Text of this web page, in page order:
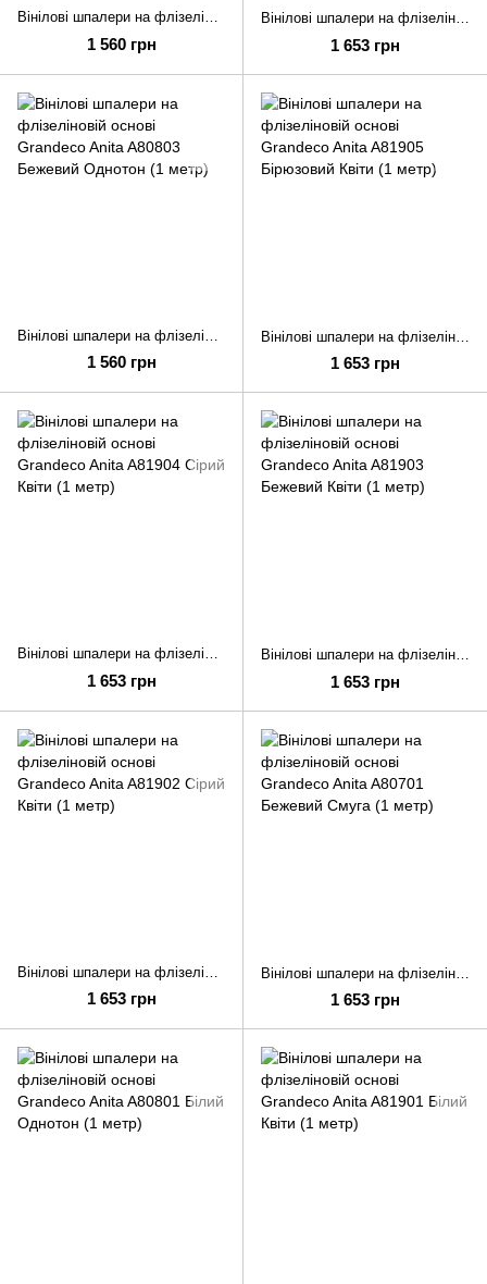
Вінілові шпалери на флізеліновій основі Grandeco Anita A80802 Сірий Однотон (1 метр)
1 560 грн
Вінілові шпалери на флізеліновій основі Grandeco Anita A80703 Бежевий Смуга (1 метр)
1 653 грн
1 560 грн 1 653 грн
Вінілові шпалери на флізеліновій основі Grandeco Anita A81904 Сірий Квіти (1 метр)
1 653 грн
Вінілові шпалери на флізеліновій основі Grandeco Anita A81903 Бежевий Квіти (1 метр)
1 653 грн
1 653 грн 1 653 грн